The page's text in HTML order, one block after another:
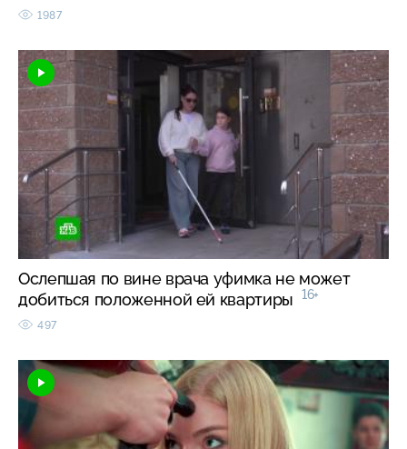
1987
Ослепшая по вине врача уфимка не может
добиться положенной ей квартиры
16+
497